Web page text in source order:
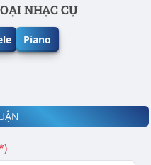
NHẠC CỤ
Piano